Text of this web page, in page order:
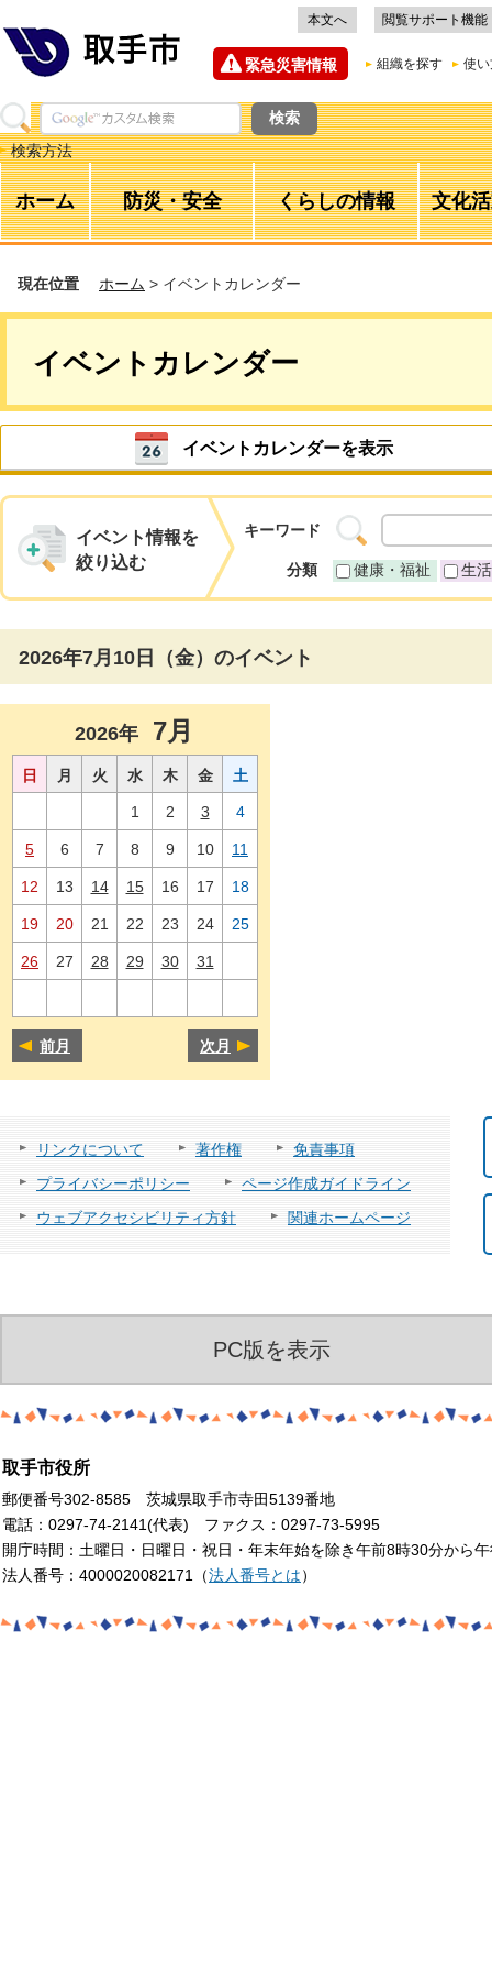
本文へ 閲覧サポート機能
緊急災害情報 組織を探す 使
検索方法
ホーム 防災・安全 くらしの情報 文化
現在位置 ホーム > イベントカレンダー
イベントカレンダー
イベントカレンダーを表示
イベント情報を
絞り込む
キーワード
分類 健康・福祉 生活
2026年7月10日（金）のイベント
2026年 7月
日 月 火 水 木 金 土
1 2 3 4
5 6 7 8 9 10 11
12 13 14 15 16 17 18
19 20 21 22 23 24 25
26 27 28 29 30 31
前月 次月
リンクについて 著作権
免責事項
プライバシーポリシー
ページ作成ガイドライン
ウェブアクセシビリティ方針
関連ホームページ
PC版を表示
取手市役所
郵便番号302-8585 茨城県取手市寺田5139番地
電話：0297-74-2141(代表) ファクス：0297-73-5995
開庁時間：土曜日・日曜日・祝日・年末年始を除き午前8時30分から
法人番号：4000020082171（法人番号とは）